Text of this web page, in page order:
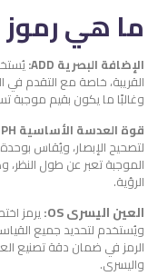
ما هي
الإضافة البصرية ADD:
القريبة، خاصة مع التقدم في
وغالبًا ما يكون بقيم موجبة
قوة العدسة الأساسية SPH:
لتصحيح الإبصار، ويُقاس بوحدة
الموجبة تعبر عن طول
الرؤية.
العين اليسرى OS:
ويُستخدم لتحديد جميع
الرمز في ضمان دقة تصنيع
واليسرى.